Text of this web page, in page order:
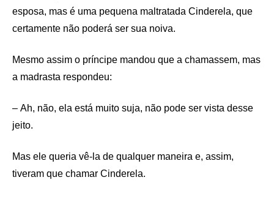
esposa, mas é uma pequena maltratada Cinderela, que
certamente não poderá ser sua noiva.
Mesmo assim o príncipe mandou que a chamassem, mas
a madrasta respondeu:
– Ah, não, ela está muito suja, não pode ser vista desse
jeito.
Mas ele queria vê-la de qualquer maneira e, assim,
tiveram que chamar Cinderela.